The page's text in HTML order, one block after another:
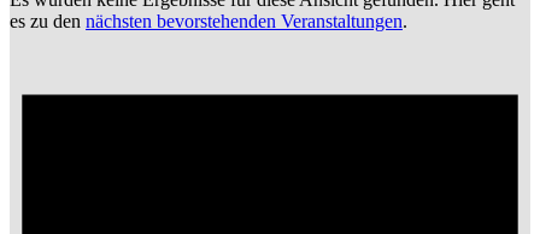
es zu den nächsten bevorstehenden Veranstaltungen.